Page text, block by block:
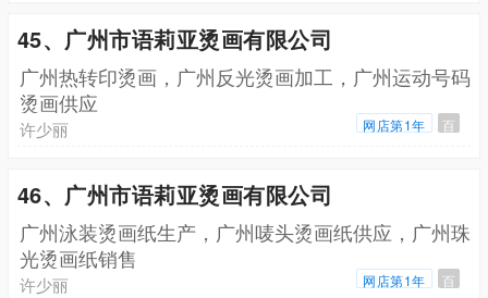
45、广州市语莉亚烫画有限公司
广州热转印烫画，广州反光烫画加工，广州运动号码
烫画供应
许少丽 网店第1年 百
46、广州市语莉亚烫画有限公司
广州泳装烫画纸生产，广州唛头烫画纸供应，广州珠
光烫画纸销售
许少丽 网店第1年 百